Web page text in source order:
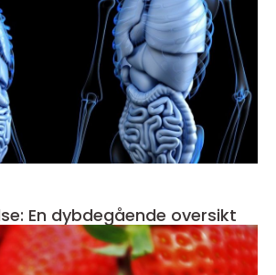
En dybdegående oversikt